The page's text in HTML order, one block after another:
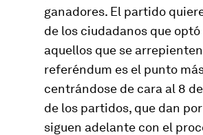
ganadores. El partido
de los ciudadanos que
aquellos que se
referéndum es el punto
centrándose de cara al 8
de los partidos, que dan
siguen adelante con el